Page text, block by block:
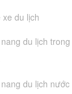
xe du lịch
du lịch trong
du lịch nước